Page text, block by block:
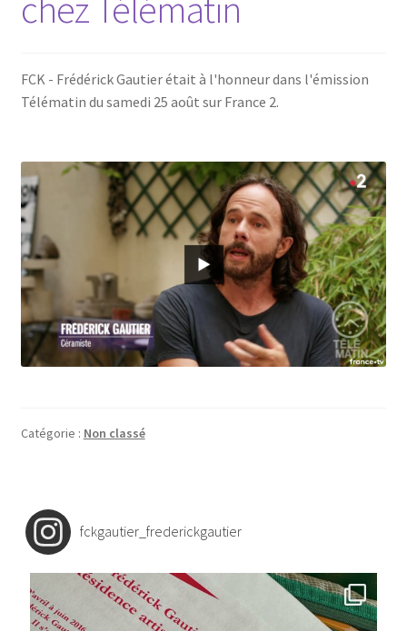
FCK - Frédérick Gautier était à l'honneur dans l'émission
Télématin du samedi 25 août sur France 2.
Catégorie : Non classé
fckgautier_frederickgautier